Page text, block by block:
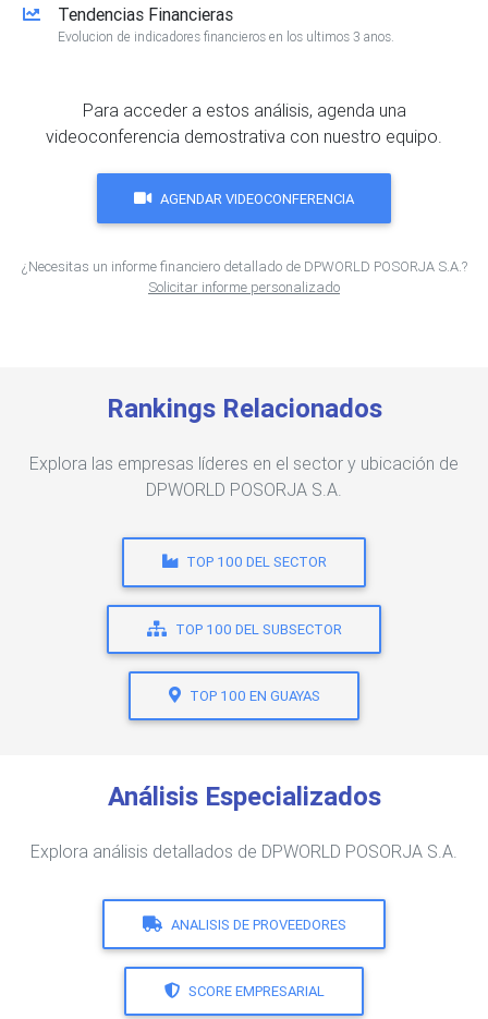
Tendencias Financieras
Evolucion de indicadores financieros en los ultimos 3 anos.
Para acceder a estos análisis, agenda una
videoconferencia demostrativa con nuestro equipo.
AGENDAR VIDEOCONFERENCIA
¿Necesitas un informe financiero detallado de DPWORLD POSORJA S.A.?
Solicitar informe personalizado
Rankings Relacionados
Explora las empresas líderes en el sector y ubicación de
DPWORLD POSORJA S.A.
TOP 100 DEL SECTOR
TOP 100 DEL SUBSECTOR
TOP 100 EN GUAYAS
Análisis Especializados
Explora análisis detallados de DPWORLD POSORJA S.A.
ANALISIS DE PROVEEDORES
SCORE EMPRESARIAL